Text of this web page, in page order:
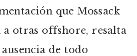
que Mossack
a otras offshore, resalta
ausencia de todo